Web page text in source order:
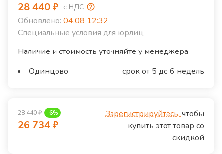
28 440₽ с НДС
Обновлено: 04.08 12:32
Специальные условия для юрлиц
Наличие и стоимость уточняйте у менеджера
Одинцово
срок от 5 до 6 недель
28 440₽ -6%
26 734₽
Зарегистрируйтесь,чтобы
купить этот товар со
скидкой